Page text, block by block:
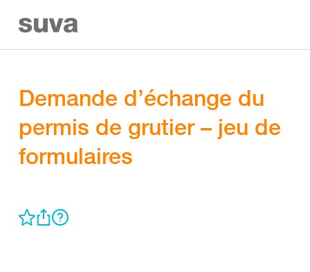
Demande d’échange du
permis de grutier – jeu de
formulaires